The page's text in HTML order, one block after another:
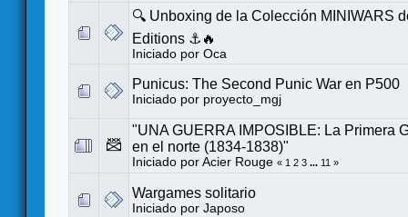
🔍 Unboxing de la Colección MINIWARS
Editions ⚓️🔥
Iniciado por Oca
Punicus: The Second Punic War en P500
Iniciado por proyecto_mgj
"UNA GUERRA IMPOSIBLE: La Primera
en el norte (1834-1838)"
Iniciado por Acier Rouge « 1 2 3 ... 11 »
Wargames solitario
Iniciado por Japoso